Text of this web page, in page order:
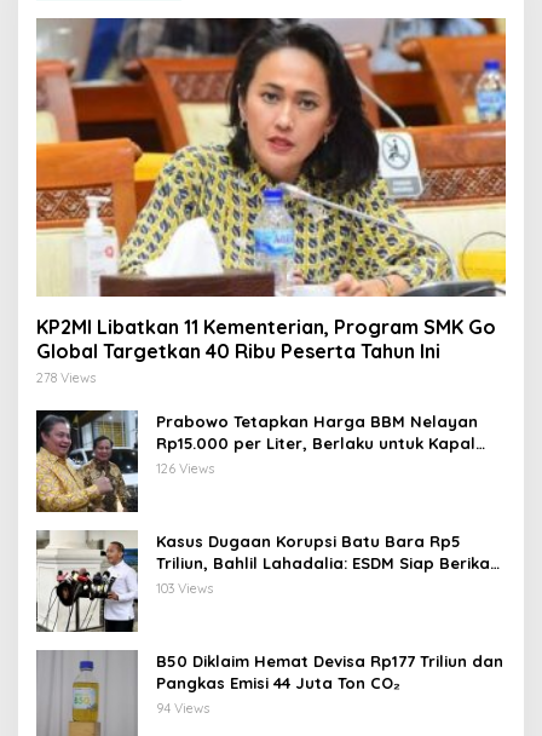
KP2MI Libatkan 11 Kementerian, Program SMK Go
Global Targetkan 40 Ribu Peserta Tahun Ini
278 Views
Prabowo Tetapkan Harga BBM Nelayan
Rp15.000 per Liter, Berlaku untuk Kapal
30-200 GT
126 Views
Kasus Dugaan Korupsi Batu Bara Rp5
Triliun, Bahlil Lahadalia: ESDM Siap Berikan
Data
103 Views
B50 Diklaim Hemat Devisa Rp177 Triliun dan
Pangkas Emisi 44 Juta Ton CO₂
94 Views